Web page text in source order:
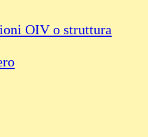
OIV o struttura